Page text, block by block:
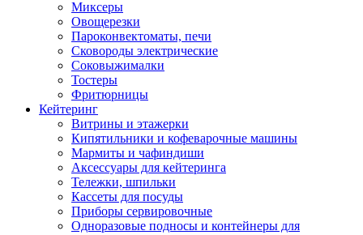
Миксеры
Овощерезки
Пароконвектоматы, печи
Сковороды электрические
Соковыжималки
Тостеры
Фритюрницы
Кейтеринг
Витрины и этажерки
Кипятильники и кофеварочные машины
Мармиты и чафиндиши
Аксессуары для кейтеринга
Тележки, шпильки
Кассеты для посуды
Приборы сервировочные
Одноразовые подносы и контейнеры для